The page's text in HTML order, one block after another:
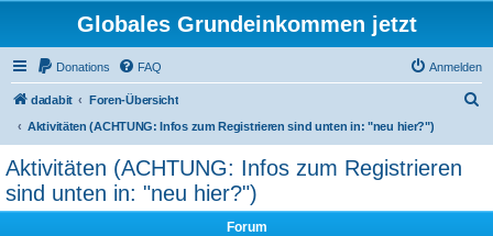
Globales Grundeinkommen jetzt
Donations FAQ Anmelden
dadabit
Foren-Übersicht
Aktivitäten (ACHTUNG: Infos zum Registrieren sind unten in: "neu hier?")
Aktivitäten (ACHTUNG: Infos zum Registrieren
sind unten in: "neu hier?")
Forum